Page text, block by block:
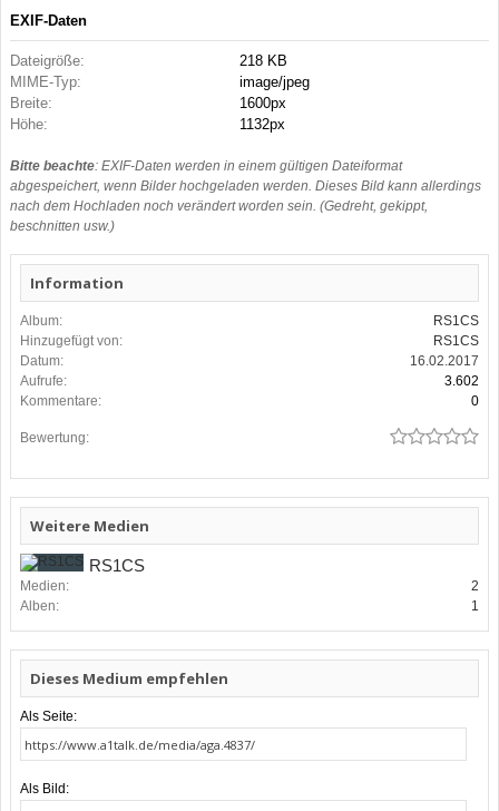
EXIF-Daten
Dateigröße:
218 KB
MIME-Typ:
image/jpeg
Breite:
1600px
Höhe:
1132px
Bitte beachte: EXIF-Daten werden in einem gültigen Dateiformat
abgespeichert, wenn Bilder hochgeladen werden. Dieses Bild kann allerdings
nach dem Hochladen noch verändert worden sein. (Gedreht, gekippt,
beschnitten usw.)
Information
Album:
RS1CS
Hinzugefügt von:
RS1CS
Datum:
16.02.2017
Aufrufe:
3.602
Kommentare:
0
Bewertung:
Weitere Medien
RS1CS
Medien:
2
Alben:
1
Dieses Medium empfehlen
Als Seite:
Als Bild: